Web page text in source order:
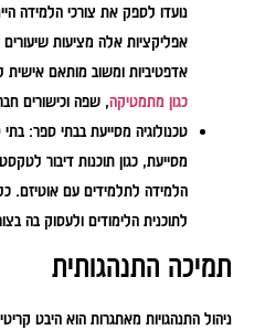
נועדו לספק את צורכי הלמידה
אפליקציות אלה מציעות שיעורים
אדפטיביות ומשוב מותאם אישית
כגון מתמטיקה, שפה וכישורים
טכנולוגיה מסייעת בבתי ספר: בתי
מסייעת, כגון תוכנות דיבור
הלמידה לתלמידים עם אוטיזם.
לתוכנית הלימודים ולעסוק בה
תמיכה התנהגותית
ניהול התנהגויות מאתגרות הוא היבט